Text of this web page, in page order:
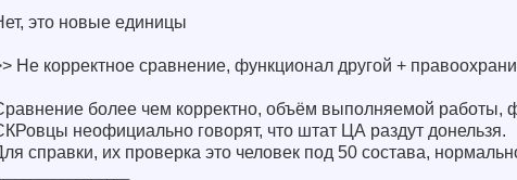
это новые единицы
Не корректное сравнение, функционал другой +
более чем корректно, объём выполняемой работы,
неофициально говорят, что штат ЦА раздут донельзя.
справки, их проверка это человек под 50 состава,